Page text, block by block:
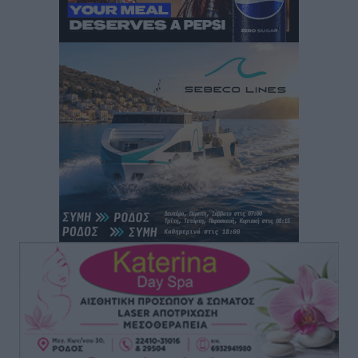
“Η Ευρώπη αντιμετώπιζε το προσφυγικό σαν ταινία
τρόμου” – Η συγκλονιστική μαρτυρία της Χαρούλας
Γιασιράνη στον RV για τα γεγονότα που οδήγησαν στο
Σύμφωνο της Λέρου
Τοπικές Ειδήσεις • πριν 4 ώρες
Συναυλία με τον Γιάννη Κότσιρα στις 21 Αυγούστου
Πολιτιστικά• πριν 4 ώρες
Έκτακτη συνεδρίαση της Δημοτικής Επιτροπής Ρόδου
αύριο Παρασκευή 7 Αυγούστου
Τοπικές Ειδήσεις• πριν 4 ώρες
ΑΕΡΑ: Δεν σταματάει να ενισχύεται, νέο απόκτημα ο
Μητρόπουλος
Αθλητικά πριν 5 ώρες